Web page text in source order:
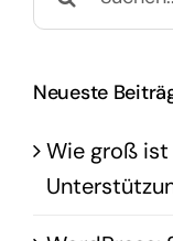
nach:
Neueste
Wie groß